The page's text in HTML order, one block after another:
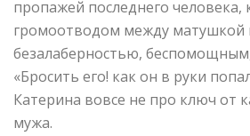
пропажей последнего человека,
громоотводом между матушкой
безалаберностью,
«Бросить его! как он в руки
Катерина вовсе не про ключ от
мужа.